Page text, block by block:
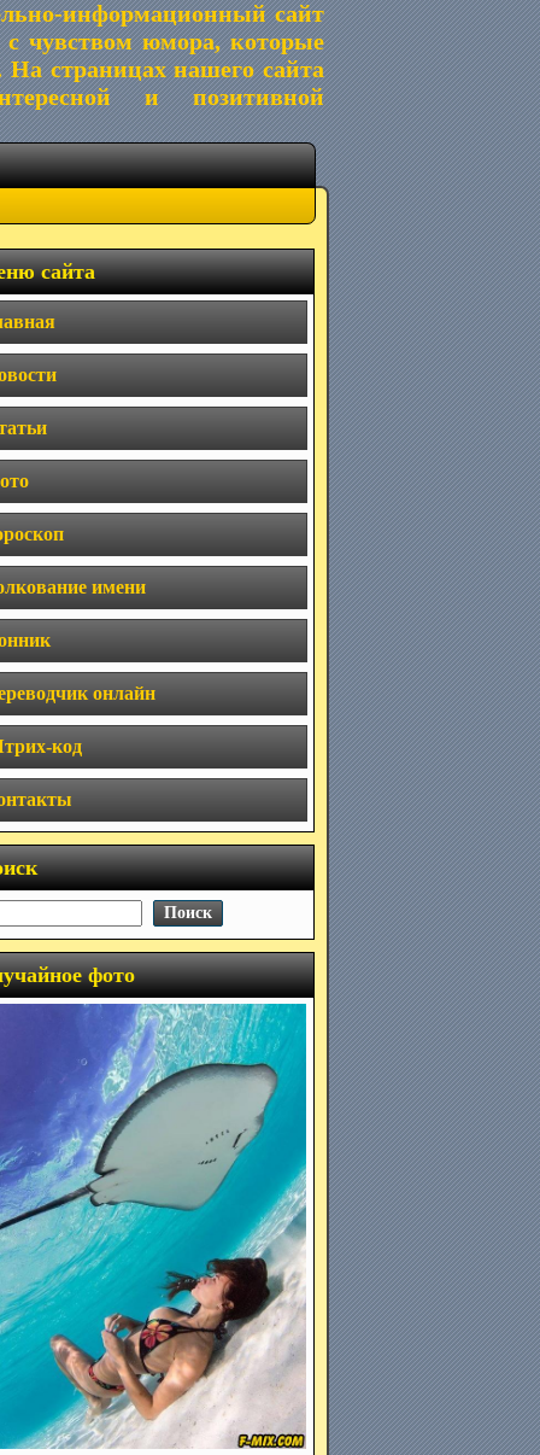
информационный сайт
чувством юмора, которые
страницах нашего сайта
и позитивной
сайта
имени
онлайн
код
фото